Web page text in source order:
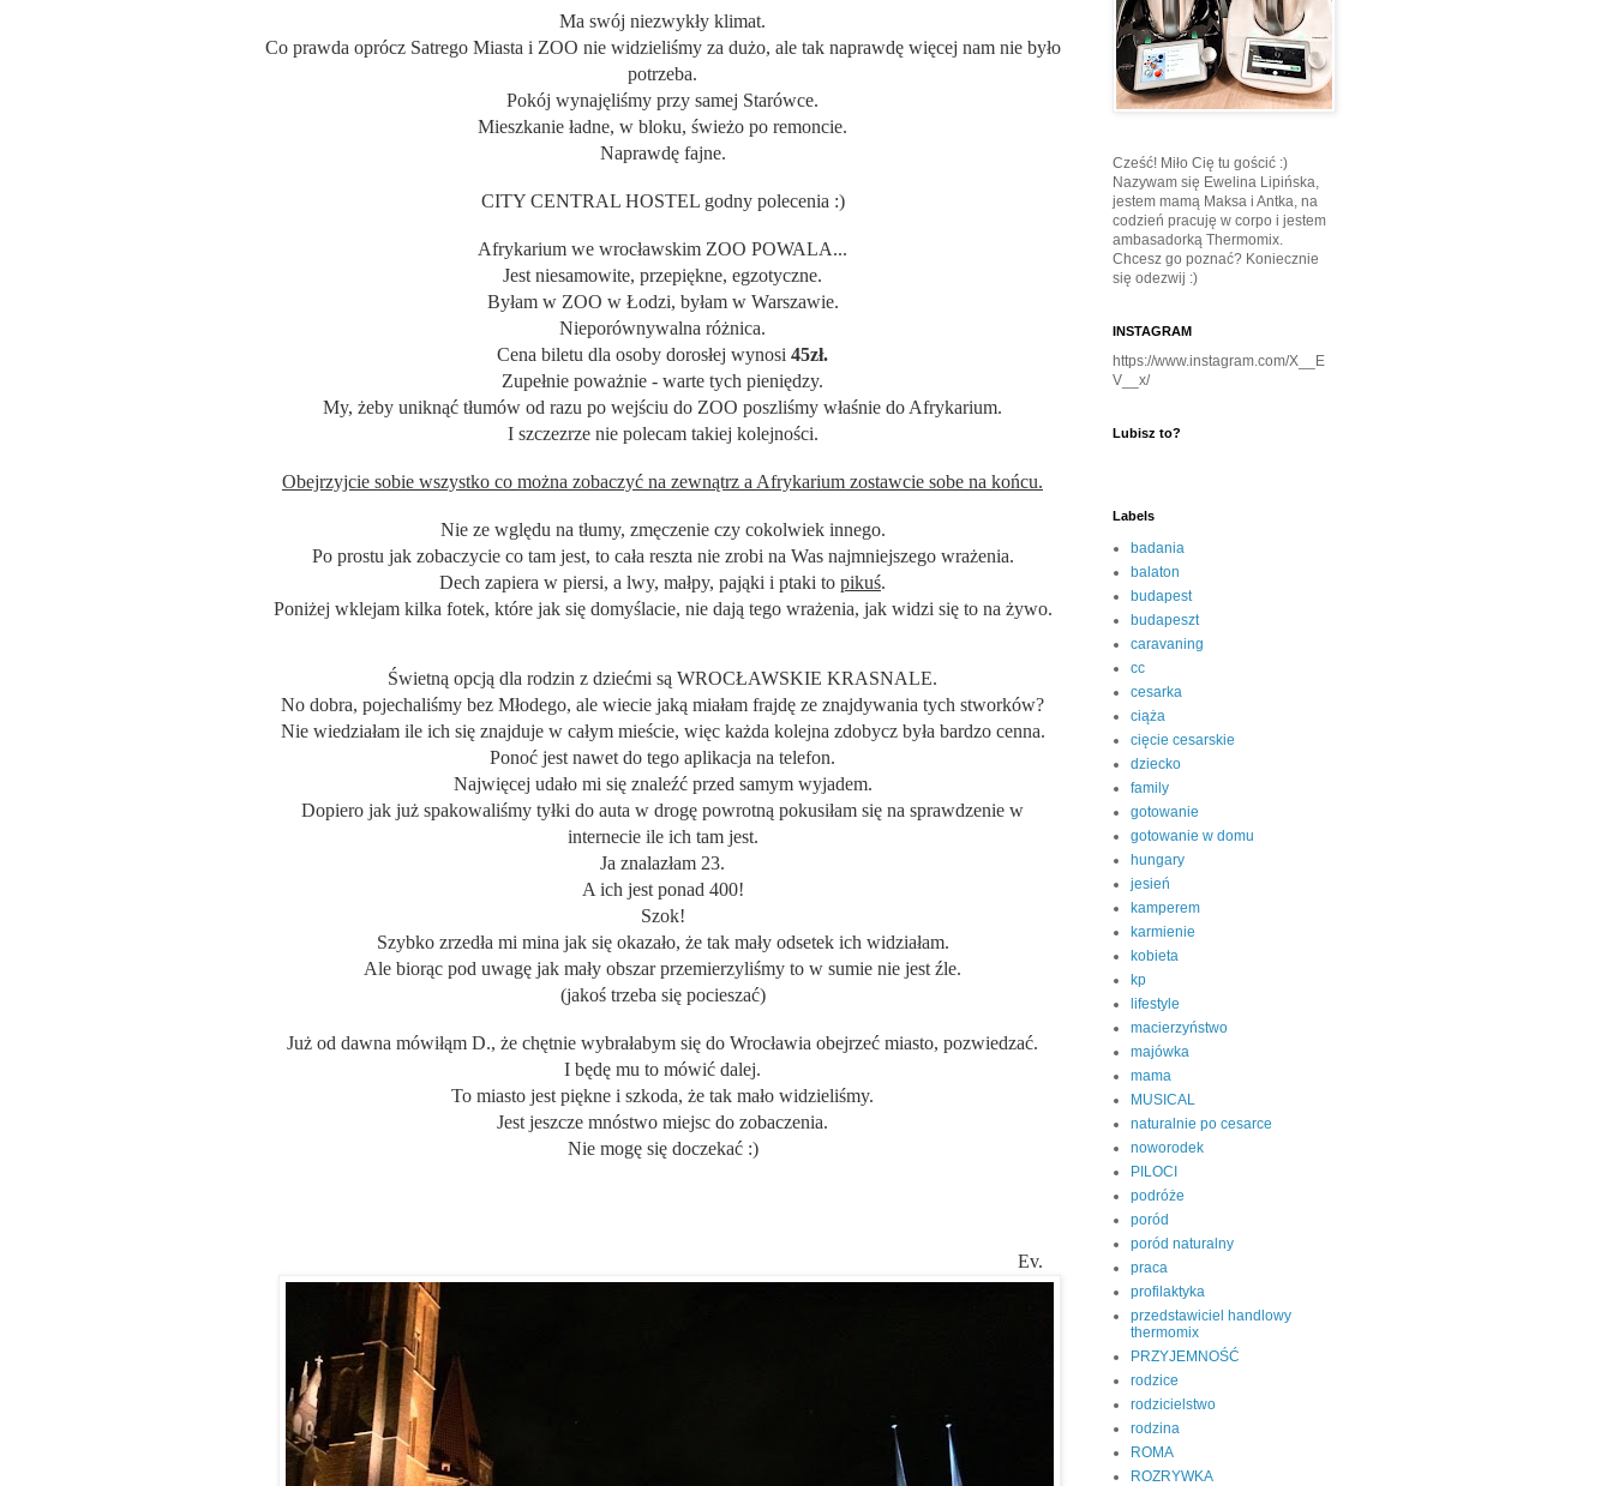
Ma swój niezwykły klimat.
Co prawda oprócz Satrego Miasta i ZOO nie widzieliśmy za dużo, ale tak naprawdę więcej nam nie było
potrzeba.
Pokój wynajęliśmy przy samej Starówce.
Mieszkanie ładne, w bloku, świeżo po remoncie.
Naprawdę fajne.
CITY CENTRAL HOSTEL godny polecenia :)
Afrykarium we wrocławskim ZOO POWALA...
Jest niesamowite, przepiękne, egzotyczne.
Byłam w ZOO w Łodzi, byłam w Warszawie.
Nieporównywalna różnica.
Cena biletu dla osoby dorosłej wynosi 45zł.
Zupełnie poważnie - warte tych pieniędzy.
My, żeby uniknąć tłumów od razu po wejściu do ZOO poszliśmy właśnie do Afrykarium.
I szczezrze nie polecam takiej kolejności.
Obejrzyjcie sobie wszystko co można zobaczyć na zewnątrz a Afrykarium zostawcie sobe na końcu.
Nie ze wględu na tłumy, zmęczenie czy cokolwiek innego.
Po prostu jak zobaczycie co tam jest, to cała reszta nie zrobi na Was najmniejszego wrażenia.
Dech zapiera w piersi, a lwy, małpy, pająki i ptaki to pikuś.
Poniżej wklejam kilka fotek, które jak się domyślacie, nie dają tego wrażenia, jak widzi się to na żywo.
Świetną opcją dla rodzin z dziećmi są WROCŁAWSKIE KRASNALE.
No dobra, pojechaliśmy bez Młodego, ale wiecie jaką miałam frajdę ze znajdywania tych stworków?
Nie wiedziałam ile ich się znajduje w całym mieście, więc każda kolejna zdobycz była bardzo cenna.
Ponoć jest nawet do tego aplikacja na telefon.
Najwięcej udało mi się znaleźć przed samym wyjadem.
Dopiero jak już spakowaliśmy tyłki do auta w drogę powrotną pokusiłam się na sprawdzenie w
internecie ile ich tam jest.
Ja znalazłam 23.
A ich jest ponad 400!
Szok!
Szybko zrzedła mi mina jak się okazało, że tak mały odsetek ich widziałam.
Ale biorąc pod uwagę jak mały obszar przemierzyliśmy to w sumie nie jest źle.
(jakoś trzeba się pocieszać)
Już od dawna mówiłąm D., że chętnie wybrałabym się do Wrocławia obejrzeć miasto, pozwiedzać.
I będę mu to mówić dalej.
To miasto jest piękne i szkoda, że tak mało widzieliśmy.
Jest jeszcze mnóstwo miejsc do zobaczenia.
Nie mogę się doczekać :)
Ev.
Cześć! Miło Cię tu gościć :)
Nazywam się Ewelina Lipińska,
jestem mamą Maksa i Antka, na
codzień pracuję w corpo i jestem
ambasadorką Thermomix.
Chcesz go poznać? Koniecznie
się odezwij :)
INSTAGRAM
https://www.instagram.com/X__E
V__x/
Lubisz to?
Labels
badania
balaton
budapest
budapeszt
caravaning
cc
cesarka
ciąża
cięcie cesarskie
dziecko
family
gotowanie
gotowanie w domu
hungary
jesień
kamperem
karmienie
kobieta
kp
lifestyle
macierzyństwo
majówka
mama
MUSICAL
naturalnie po cesarce
noworodek
PILOCI
podróże
poród
poród naturalny
praca
profilaktyka
przedstawiciel handlowy
thermomix
PRZYJEMNOŚĆ
rodzice
rodzicielstwo
rodzina
ROMA
ROZRYWKA